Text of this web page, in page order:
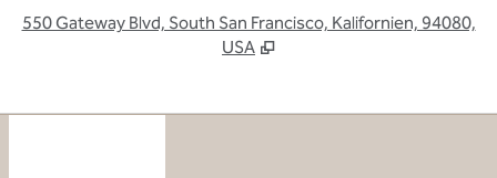
550 Gateway Blvd, South San Francisco, Kalifornien, 94080,
USA